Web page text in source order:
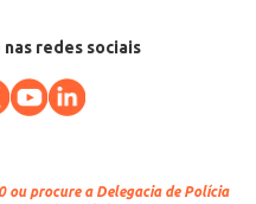
redes sociais
ou procure a Delegacia de Polícia